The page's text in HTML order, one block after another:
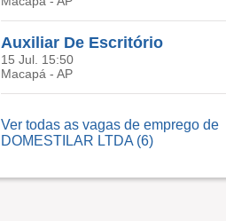
Auxiliar De Escritório
15 Jul. 15:50
Macapá - AP
Ver todas as vagas de emprego de
DOMESTILAR LTDA (6)